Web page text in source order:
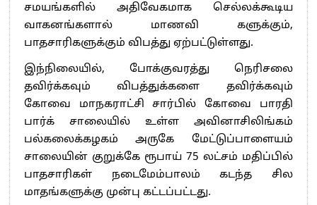
சமயங்களில் அதிவேகமாக செல்லக்கூடிய
வாகனங்களால் மாணவி களுக்கும்,
பாதசாரிகளுக்கும் விபத்து ஏற்பட்டுள்ளது.
இந்நிலையில், போக்குவரத்து நெரிசலை
தவிர்க்கவும் விபத்துக்களை தவிர்க்கவும்
கோவை மாநகராட்சி சார்பில் கோவை பாரதி
பார்க் சாலையில் உள்ள அவினாசிலிங்கம்
பல்கலைக்கழகம் அருகே மேட்டுப்பாளையம்
சாலையின் குறுக்கே ரூபாய் 75 லட்சம் மதிப்பில்
பாதசாரிகள் நடைமேம்பாலம் கடந்த சில
மாதங்களுக்கு முன்பு கட்டப்பட்டது.